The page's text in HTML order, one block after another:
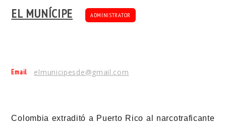
EL MUNÍCIPE ADMINISTRATOR
Email elmunicipesde@gmail.com
Colombia extraditó a Puerto Rico al narcotraficante